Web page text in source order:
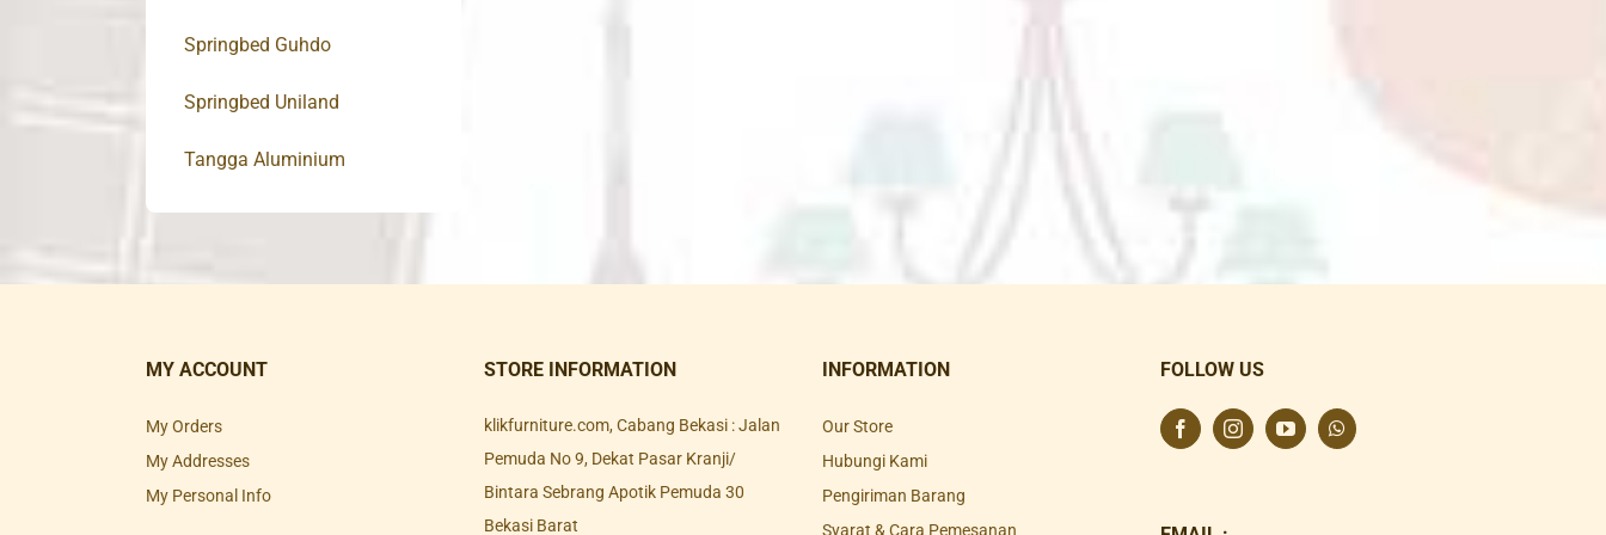
Springbed Guhdo
Springbed Uniland
Tangga Aluminium
MY ACCOUNT
My Orders
My Addresses
My Personal Info
STORE INFORMATION
klikfurniture.com, Cabang Bekasi : Jalan
Pemuda No 9, Dekat Pasar Kranji/
Bintara Sebrang Apotik Pemuda 30
Bekasi Barat
INFORMATION
Our Store
Hubungi Kami
Pengiriman Barang
Syarat & Cara Pemesanan
FOLLOW US